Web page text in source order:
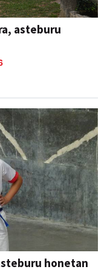
asteburu
honetan